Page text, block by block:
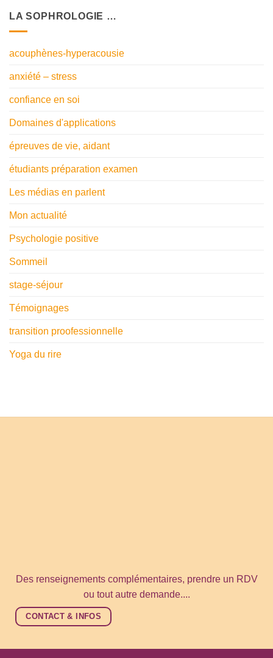
LA SOPHROLOGIE …
acouphènes-hyperacousie
anxiété – stress
confiance en soi
Domaines d'applications
épreuves de vie, aidant
étudiants préparation examen
Les médias en parlent
Mon actualité
Psychologie positive
Sommeil
stage-séjour
Témoignages
transition proofessionnelle
Yoga du rire
Des renseignements complémentaires, prendre un RDV
ou tout autre demande....
CONTACT & INFOS